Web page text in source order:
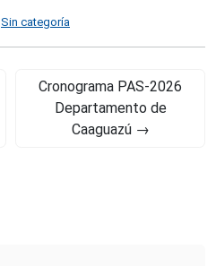
Sin categoría
Cronograma PAS-2026
Departamento de
Caaguazú →